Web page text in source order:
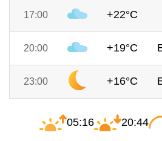
17:00 +22°C
20:00 +19°C
23:00 +16°C
05:16 20:44